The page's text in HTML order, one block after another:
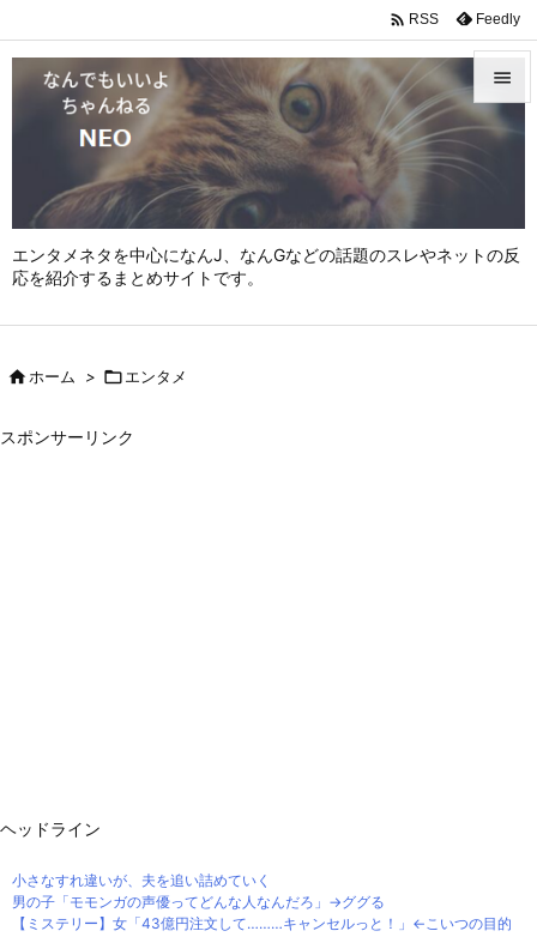
エンタメネタを中心になんJ、なんGなどの話題のスレやネットの反
応を紹介するまとめサイトです。



 RSS Feedly
ホーム > エンタメ
スポンサーリンク
ヘッドライン
小さなすれ違いが、夫を追い詰めていく
男の子「モモンガの声優ってどんな人なんだろ」→ググる
【ミステリー】女「43億円注文して………キャンセルっと！」←こいつの目的